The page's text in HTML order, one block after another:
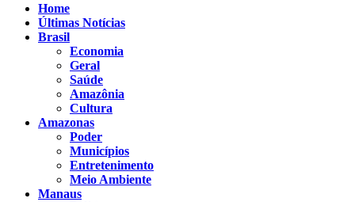
Home
Últimas Notícias
Brasil
Economia
Geral
Saúde
Amazônia
Cultura
Amazonas
Poder
Municípios
Entretenimento
Meio Ambiente
Manaus